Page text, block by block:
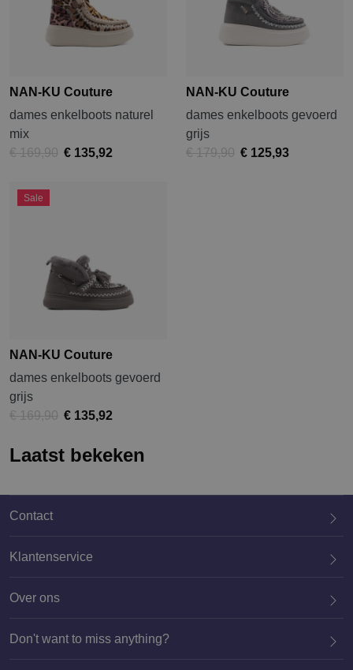
NAN-KU Couture
dames enkelboots naturel
mix
€ 169,90 € 135,92
NAN-KU Couture
dames enkelboots gevoerd
grijs
€ 179,90 € 125,93
Sale
NAN-KU Couture
dames enkelboots gevoerd
grijs
€ 169,90 € 135,92
Laatst bekeken
Contact
020 659 3444
Klantenservice
Over ons
Don't want to miss anything?